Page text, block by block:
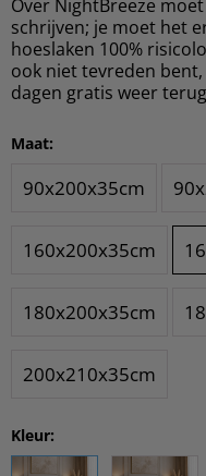
Over NightBreeze
schrijven; je moet het
hoeslaken 100%
ook niet tevreden
dagen gratis weer
Maat:
90x200x35cm
160x200x35cm
180x200x35cm
200x210x35cm
Kleur: